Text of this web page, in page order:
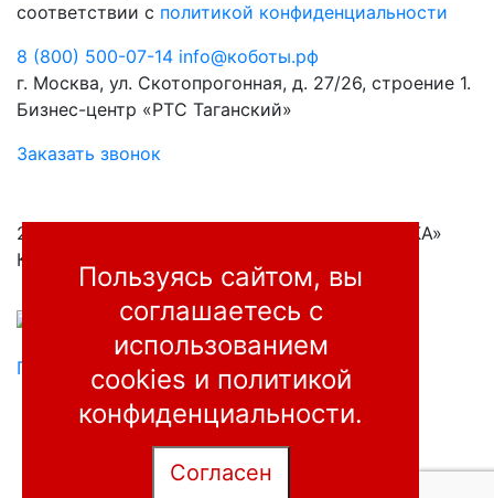
соответствии с политикой конфиденциальности
8 (800) 500-07-14 info@коботы.рф
г. Москва, ул. Скотопрогонная, д. 27/26, строение 1.
Бизнес-центр «РТС Таганский»
Заказать звонок
2001—2026, ООО «ПРОМЭНЕРГО АВТОМАТИКА»
Коллаборативные роботы для производств
Правовая информация
Пользуясь сайтом, вы
соглашаетесь с
использованием
cookies и политикой
конфиденциальности.
Согласен